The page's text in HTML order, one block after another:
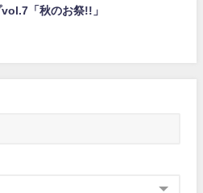
「秋のお祭!!」